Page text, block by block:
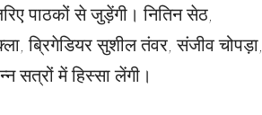
पाठकों से जुड़ेंगी। नितिन सेठ,
ब्रिगेडियर सुशील तंवर, संजीव चोपड़ा,
सत्रों में हिस्सा लेंगी।